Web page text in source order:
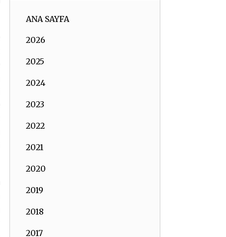
ANA SAYFA
2026
2025
2024
2023
2022
2021
2020
2019
2018
2017